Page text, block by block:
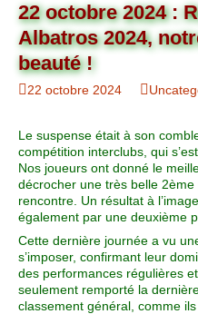
22 octobre 2024 :
Albatros 2024,
beauté !
22 octobre 2024
Le suspense était à son
compétition interclubs, qui
Nos joueurs ont donné le
décrocher une très belle
rencontre. Un résultat à
également par une deuxième
Cette dernière journée a vu
s’imposer, confirmant leur
des performances régulières
seulement remporté la
classement général, comme